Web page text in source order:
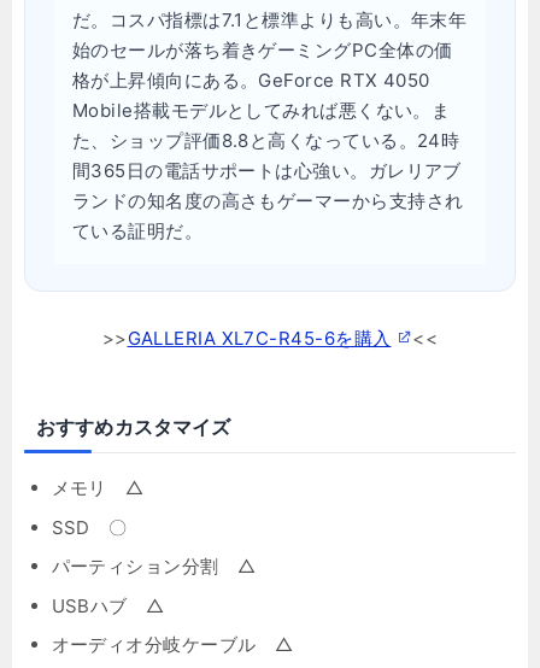
だ。コスパ指標は7.1と標準よりも高い。年末年
始のセールが落ち着きゲーミングPC全体の価
格が上昇傾向にある。GeForce RTX 4050
Mobile搭載モデルとしてみれば悪くない。ま
た、ショップ評価8.8と高くなっている。24時
間365日の電話サポートは心強い。ガレリアブ
ランドの知名度の高さもゲーマーから支持され
ている証明だ。
>>GALLERIA XL7C-R45-6を購入 <<
おすすめカスタマイズ
メモリ △
SSD 〇
パーティション分割 △
USBハブ △
オーディオ分岐ケーブル △